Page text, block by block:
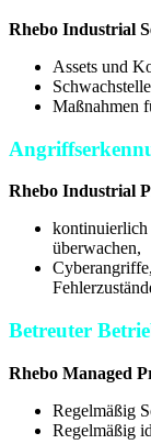
Rhebo Industrial
Assets und
Maßnahmen
Rhebo Industrial
kontinuierlich
überwachen,
Betreuter
Rhebo Managed
Regelmäßig
Regelmäßig